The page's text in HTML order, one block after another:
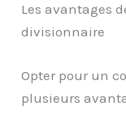
Les avantages
divisionnaire
Opter pour un
plusieurs